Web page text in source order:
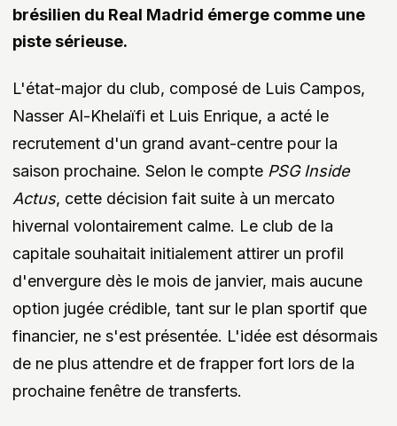
brésilien du Real Madrid émerge comme une
piste sérieuse.
L'état-major du club, composé de Luis Campos,
Nasser Al-Khelaïfi et Luis Enrique, a acté le
recrutement d'un grand avant-centre pour la
saison prochaine. Selon le compte PSG Inside
Actus, cette décision fait suite à un mercato
hivernal volontairement calme. Le club de la
capitale souhaitait initialement attirer un profil
d'envergure dès le mois de janvier, mais aucune
option jugée crédible, tant sur le plan sportif que
financier, ne s'est présentée. L'idée est désormais
de ne plus attendre et de frapper fort lors de la
prochaine fenêtre de transferts.